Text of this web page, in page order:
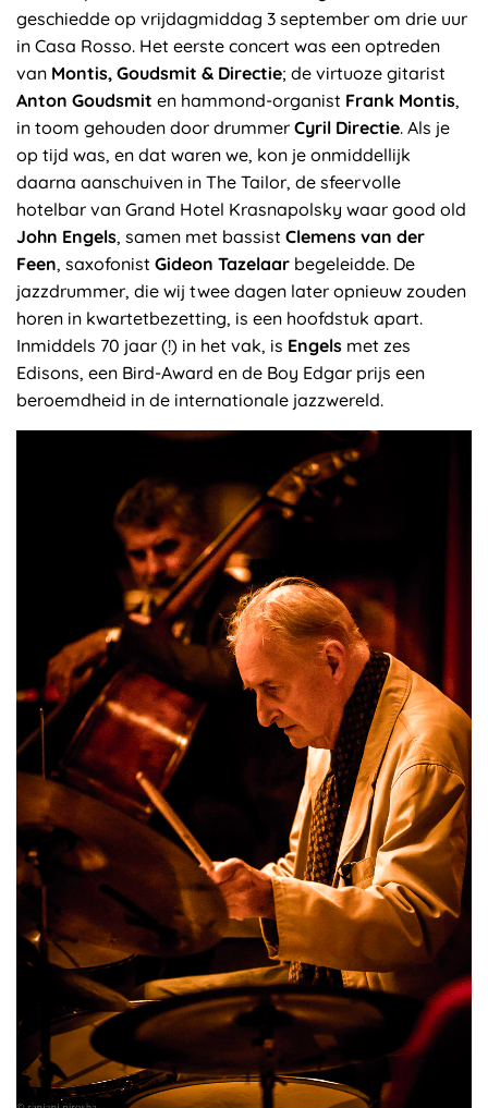
geschiedde op vrijdagmiddag 3 september om drie uur
in Casa Rosso. Het eerste concert was een optreden
van Montis, Goudsmit & Directie; de virtuoze gitarist
Anton Goudsmit en hammond-organist Frank Montis,
in toom gehouden door drummer Cyril Directie. Als je
op tijd was, en dat waren we, kon je onmiddellijk
daarna aanschuiven in The Tailor, de sfeervolle
hotelbar van Grand Hotel Krasnapolsky waar good old
John Engels, samen met bassist Clemens van der
Feen, saxofonist Gideon Tazelaar begeleidde. De
jazzdrummer, die wij twee dagen later opnieuw zouden
horen in kwartetbezetting, is een hoofdstuk apart.
Inmiddels 70 jaar (!) in het vak, is Engels met zes
Edisons, een Bird-Award en de Boy Edgar prijs een
beroemdheid in de internationale jazzwereld.